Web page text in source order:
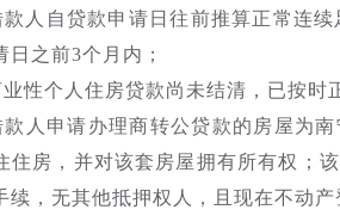
款人自贷款申请日往前推算正常连
日之前3个月内；
业性个人住房贷款尚未结清，已按
款人申请办理商转公贷款的房屋为
住房，并对该套房屋拥有所有权；
续，无其他抵押权人，且现在不动产